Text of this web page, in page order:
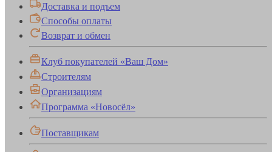
Доставка и подъем
Способы оплаты
Возврат и обмен
Клуб покупателей «Ваш Дом»
Строителям
Организациям
Программа «Новосёл»
Поставщикам